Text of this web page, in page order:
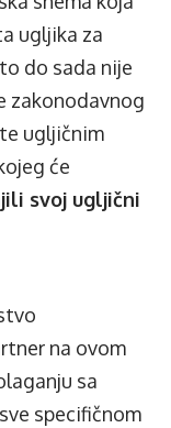
ugljika za
do sada nije
zakonodavnog
ugljičnim
će
svoj ugljični
na ovom
sa
specifičnom